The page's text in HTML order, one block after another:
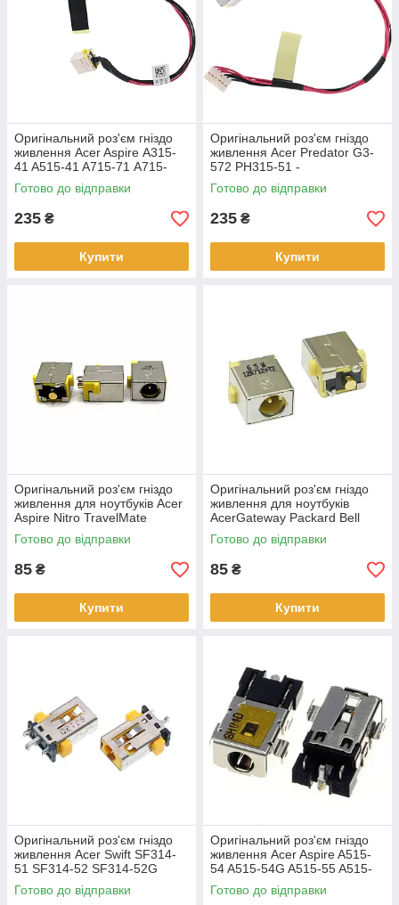
Оригінальний роз'єм гніздо
живлення Acer Aspire A315-
41 A515-41 A715-71 A715-
72 A717-71G A717-72G -
DC301010V00
Готово до відправки
235 ₴
Купити
Оригінальний роз'єм гніздо
живлення Acer Predator G3-
572 PH315-51 -
DC301010V00
Готово до відправки
235 ₴
Купити
Оригінальний роз'єм гніздо
живлення для ноутбуків Acer
Aspire Nitro TravelMate
eMachines серії 5.5 х 1.7мм
Готово до відправки
85 ₴
Купити
Оригінальний роз'єм гніздо
живлення для ноутбуків
AcerGateway Packard Bell
EasyNote TimeLineX серії 5.5
х 1.7мм
Готово до відправки
85 ₴
Купити
Оригінальний роз'єм гніздо
живлення Acer Swift SF314-
51 SF314-52 SF314-52G
Chromebook CB3-431 3.0 x
1.1мм
Готово до відправки
Оригінальний роз'єм гніздо
живлення Acer Aspire A515-
54 A515-54G A515-55 A515-
55G TMB118 3.0 x 1.1мм
Готово до відправки